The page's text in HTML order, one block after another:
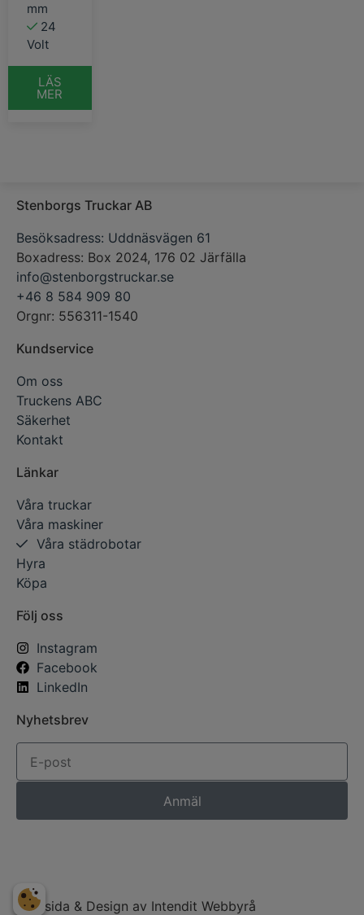
mm
24
Volt
LÄS
MER
Stenborgs Truckar AB
Besöksadress: Uddnäsvägen 61
Boxadress: Box 2024, 176 02 Järfälla
info@stenborgstruckar.se
+46 8 584 909 80
Orgnr: 556311-1540
Kundservice
Om oss
Truckens ABC
Säkerhet
Kontakt
Länkar
Våra truckar
Våra maskiner
Våra städrobotar
Hyra
Köpa
Följ oss
Instagram
Facebook
LinkedIn
Nyhetsbrev
Anmäl
Hemsida & Design av Intendit Webbyrå